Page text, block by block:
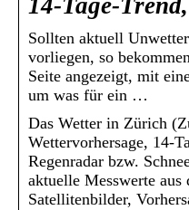
14-Tage-
Sollten aktuell
vorliegen, so
Seite angezeigt, mit
um was für ein …
Das Wetter in Zürich
Wettervorhersage, 14-
Regenradar bzw.
aktuelle Messwerte aus
Satellitenbilder,